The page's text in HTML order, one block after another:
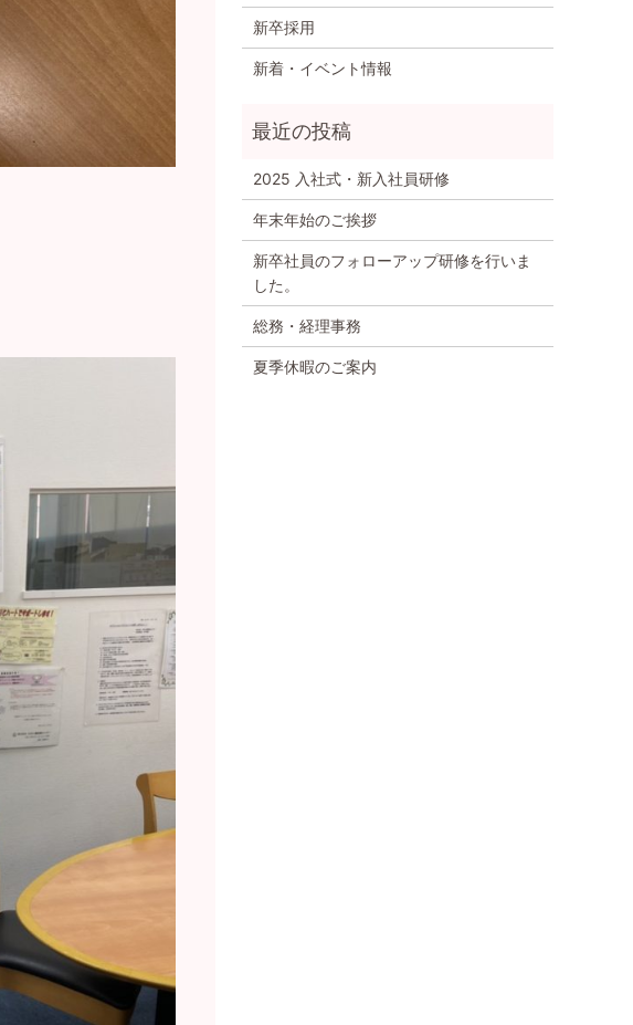
新卒採用
新着・イベント情報
2025 入社式・新入社員研修
年末年始のご挨拶
新卒社員のフォローアップ研修を行いま
した。
総務・経理事務
夏季休暇のご案内